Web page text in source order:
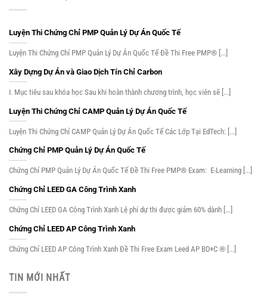
Luyện Thi Chứng Chỉ PMP Quản Lý Dự Án Quốc Tế
Luyện Thi Chứng Chỉ PMP Quản Lý Dự Án Quốc Tế Đề Thi Free PMP® [...]
Xây Dựng Dự Án và Giao Dịch Tín Chỉ Carbon
I. Mục tiêu sau khóa học Sau khi hoàn thành chương trình, học viên sẽ [...]
Luyện Thi Chứng Chỉ CAMP Quản Lý Dự Án Quốc Tế
Luyện Thi Chứng Chỉ CAMP Quản Lý Dự Án Quốc Tế Các Lớp Tại EdTech: [...]
Chứng Chỉ PMP Quản Lý Dự Án Quốc Tế
Chứng Chỉ PMP Quản Lý Dự Án Quốc Tế Đề Thi Free PMP® Exam: E-Learning [...]
Chứng Chỉ LEED GA Công Trình Xanh
Chứng Chỉ LEED GA Công Trình Xanh Lệ phí dự thi được giảm 60% dành [...]
Chứng Chỉ LEED AP Công Trình Xanh
Chứng Chỉ LEED AP Công Trình Xanh Đề Thi Free Exam Leed AP BD+C ® [...]
TIN MỚI NHẤT